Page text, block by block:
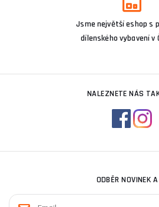
Jsme největší eshop s
dílenského vybavení v
NALEZNETE NÁS
ODBĚR NOVINEK